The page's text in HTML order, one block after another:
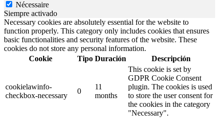
Nécessaire
Siempre activado
Necessary cookies are absolutely essential for the website to
function properly. This category only includes cookies that ensures
basic functionalities and security features of the website. These
cookies do not store any personal information.
Cookie
Tipo Duración Descripción
cookielawinfo-
checkbox-necessary
0
11
months
This cookie is set by
GDPR Cookie Consent
plugin. The cookies is used
to store the user consent for
the cookies in the category
"Necessary".